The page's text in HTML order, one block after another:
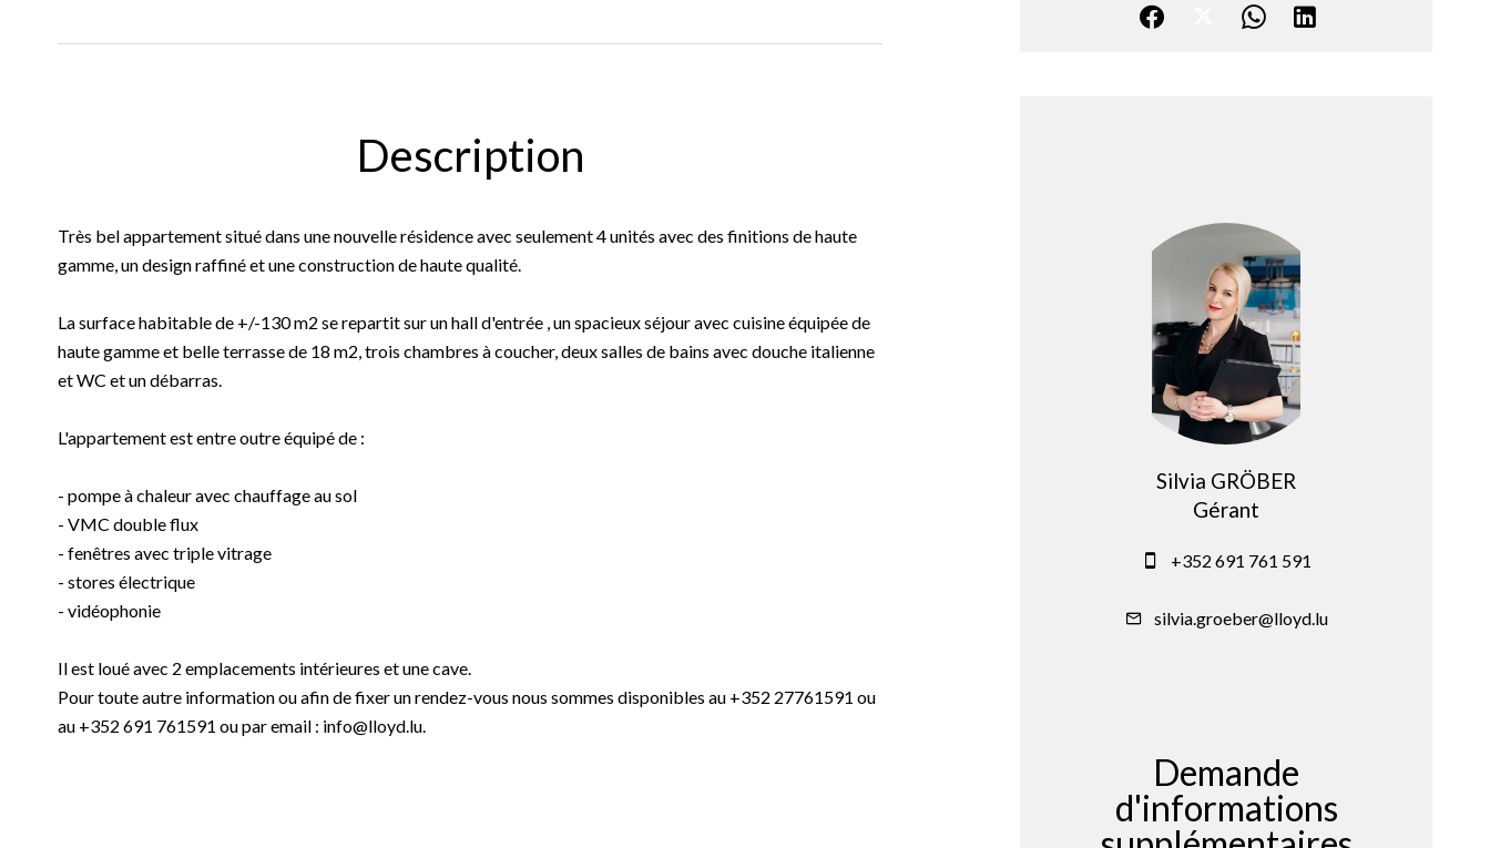
Description
Très bel appartement situé dans une nouvelle résidence avec seulement 4 unités avec des finitions de haute
gamme, un design raffiné et une construction de haute qualité.
La surface habitable de +/-130 m2 se repartit sur un hall d'entrée , un spacieux séjour avec cuisine équipée de
haute gamme et belle terrasse de 18 m2, trois chambres à coucher, deux salles de bains avec douche italienne
et WC et un débarras.
L'appartement est entre outre équipé de :
- pompe à chaleur avec chauffage au sol
- VMC double flux
- fenêtres avec triple vitrage
- stores électrique
- vidéophonie
Il est loué avec 2 emplacements intérieures et une cave.
Pour toute autre information ou afin de fixer un rendez-vous nous sommes disponibles au +352 27761591 ou
au +352 691 761591 ou par email : info@lloyd.lu.
Silvia GRÖBER
Gérant
+352 691 761 591
silvia.groeber@lloyd.lu
Demande
d'informations